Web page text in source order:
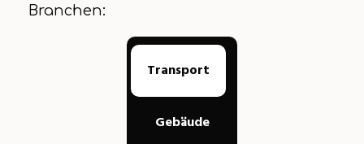
Branchen:
Transport
Gebäude